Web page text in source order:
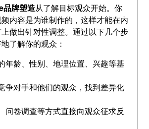
品牌塑造从了解目标观众开始。你
内容是为谁制作的，这样才能在内
做出针对性调整。通过以下几个步
了解你的观众：
年龄、性别、地理位置、兴趣等基
争对手和他们的观众，找到差异化
问卷调查等方式直接向观众征求反